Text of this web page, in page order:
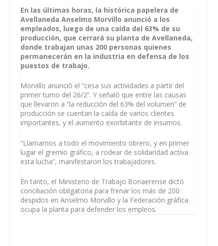
En las últimas horas, la histórica papelera de
Avellaneda Anselmo Morvillo anunció a los
empleados, luego de una caída del 63% de su
producción, que cerrará su planta de Avellaneda,
donde trabajan unas 200 personas quienes
permanecerán en la industria en defensa de los
puestos de trabajo.
Morvillo anunció el “cesa sus actividades a partir del
primer turno del 26/2”. Y señaló que entre las causas
que llevaron a “la reducción del 63% del volumen” de
producción se cuentan la caída de varios clientes
importantes, y el aumento exorbitante de insumos.
“Llamamos a todo el movimiento obrero, y en primer
lugar el gremio gráfico, a rodear de solidaridad activa
esta lucha”, manifestaron los trabajadores.
En tanto, el Ministerio de Trabajo Bonaerense dictó
conciliación obligatoria para frenar los más de 200
despidos en Anselmo Morvillo y la Federación gráfica
ocupa la planta para defender los empleos.